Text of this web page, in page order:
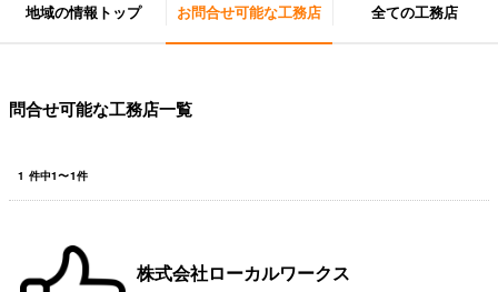
地域の情報トップ お問合せ可能な工務店 全ての工務店
問合せ可能な工務店一覧
1 件中1〜1件
株式会社ローカルワークス